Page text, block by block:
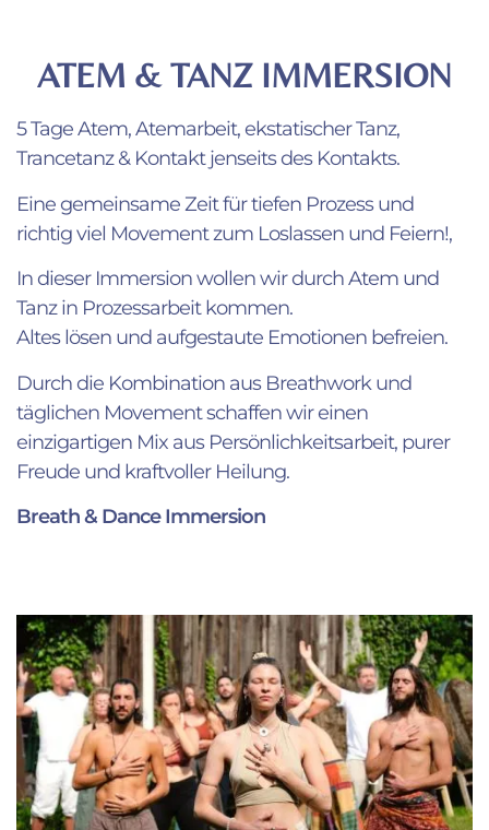
ATEM & TANZ IMMERSION
5 Tage Atem, Atemarbeit, ekstatischer Tanz,
Trancetanz & Kontakt jenseits des Kontakts.
Eine gemeinsame Zeit für tiefen Prozess und
richtig viel Movement zum Loslassen und Feiern!,
In dieser Immersion wollen wir durch Atem und
Tanz in Prozessarbeit kommen.
Altes lösen und aufgestaute Emotionen befreien.
Durch die Kombination aus Breathwork und
täglichen Movement schaffen wir einen
einzigartigen Mix aus Persönlichkeitsarbeit, purer
Freude und kraftvoller Heilung.
Breath & Dance Immersion